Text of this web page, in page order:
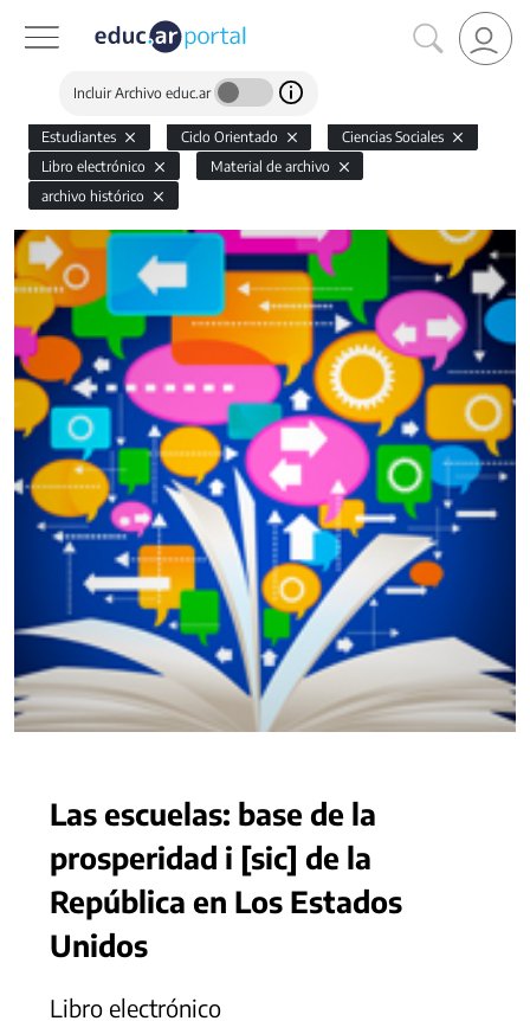
Incluir Archivo educ.ar
Estudiantes Ciclo Orientado
Ciencias Sociales
Libro electrónico
Material de archivo
archivo histórico
Las escuelas: base de la
prosperidad i [sic] de la
República en Los Estados
Unidos
Libro electrónico